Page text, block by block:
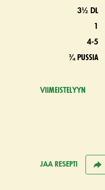
3½ dl
1
4-5
¾ pussia
Viimeistelyyn
JAA RESEPTI